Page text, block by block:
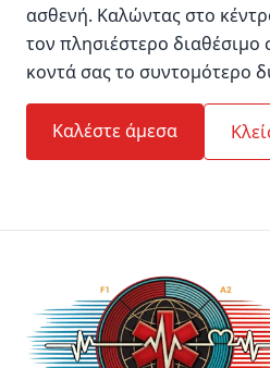
ασθενή. Καλώντας στο
τον πλησιέστερο διαθέσιμο
κοντά σας το συντομότερο
Καλέστε άμεσα